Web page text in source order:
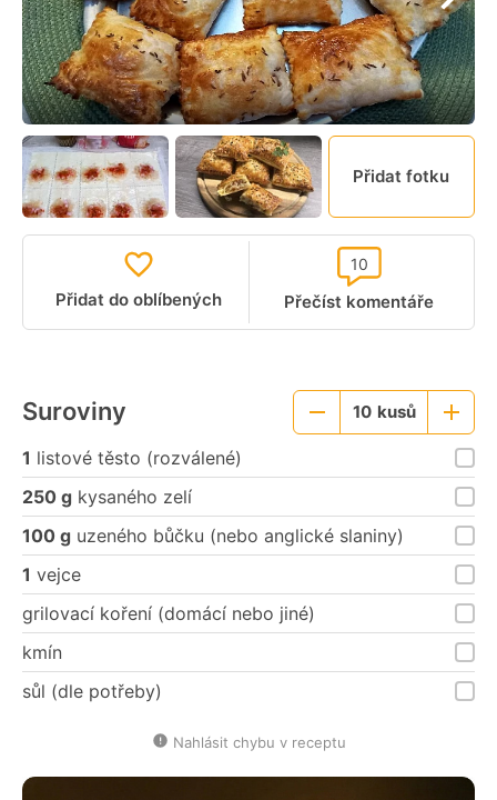
Přidat fotku
Přidat do oblíbených Přečíst komentáře
10
Suroviny
Menší10 kusů
Větší
porce
1 listové těsto (rozválené)
250 g kysaného zelí
100 g uzeného bůčku (nebo anglické slaniny)
1 vejce
grilovací koření (domácí nebo jiné)
kmín
sůl (dle potřeby)
Nahlásit chybu v receptu